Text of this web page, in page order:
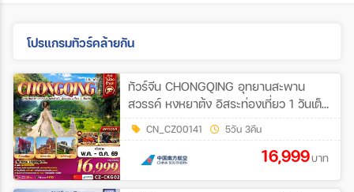
โปรแกรมทัวร์คล้ายกัน
ทัวร์จีน CHONGQING อุทยานสะพาน
สวรรค์ หงหยาต้ง อิสระท่องเที่ยว 1 วันเต็ม
5วัน 3คืน (CZ)
CN_CZ00141 5วัน 3คืน
16,999บาท